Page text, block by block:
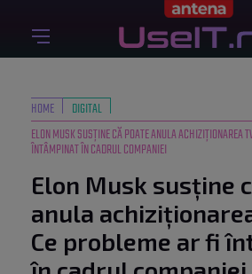
HOME
DIGITAL
ELON MUSK SUSȚINE CĂ POATE ANULA ACHIZIȚIONAREA
ÎNTÂMPINAT ÎN CADRUL COMPANIEI
Elon Musk susține
anula
Ce probleme ar fi